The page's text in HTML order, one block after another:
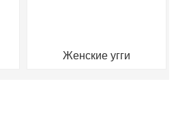
Женские угги